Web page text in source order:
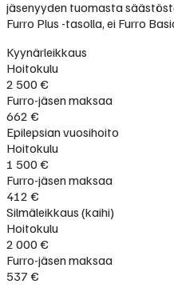
jäsenyyden tuomasta
Furro Plus -tasolla, ei Furro
Kyynärleikkaus
Hoitokulu
2 500 €
Furro-jäsen maksaa
662 €
Epilepsian vuosihoito
Hoitokulu
1 500 €
Furro-jäsen maksaa
412 €
Silmäleikkaus (kaihi)
Hoitokulu
2 000 €
Furro-jäsen maksaa
537 €